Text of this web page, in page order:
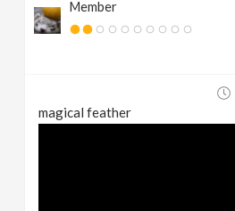
Member
magical feather